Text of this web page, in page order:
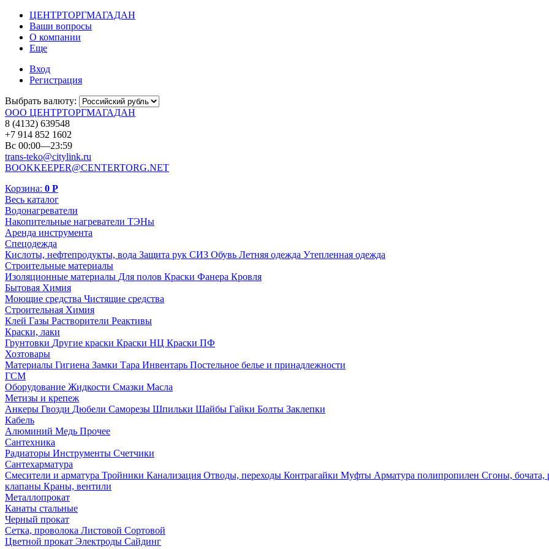
ЦЕНТРТОРГМАГАДАН
Ваши вопросы
О компании
Еще
Вход
Регистрация
Выбрать валюту:
ООО ЦЕНТРТОРГМАГАДАН
8 (4132) 639548
+7 914 852 1602
Вс 00:00—23:59
trans-teko@citylink.ru
BOOKKEEPER@CENTERTORG.NET
Корзина: 0 Р
Весь каталог
Водонагреватели
Накопительные нагреватели ТЭНы
Аренда инструмента
Спецодежда
Кислоты, нефтепродукты, вода Защита рук СИЗ Обувь Летняя одежда Утепленная одежда
Строительные материалы
Изоляционные материалы Для полов Краски Фанера Кровля
Бытовая Химия
Моющие средства Чистящие средства
Строительная Химия
Клей Газы Растворители Реактивы
Краски, лаки
Грунтовки Другие краски Краски НЦ Краски ПФ
Хозтовары
Материалы Гигиена Замки Тара Инвентарь Постельное белье и принадлежности
ГСМ
Оборудование Жидкости Смазки Масла
Метизы и крепеж
Анкеры Гвозди Дюбели Саморезы Шпильки Шайбы Гайки Болты Заклепки
Кабель
Алюминий Медь Прочее
Сантехника
Радиаторы Инструменты Счетчики
Сантехарматура
Смесители и арматура Тройники Канализация Отводы, переходы Контрагайки Муфты Арматура полипропилен Сгоны, бочата,
клапаны Краны, вентили
Металлопрокат
Канаты стальные
Черный прокат
Сетка, проволока Листовой Сортовой
Цветной прокат Электроды Сайдинг